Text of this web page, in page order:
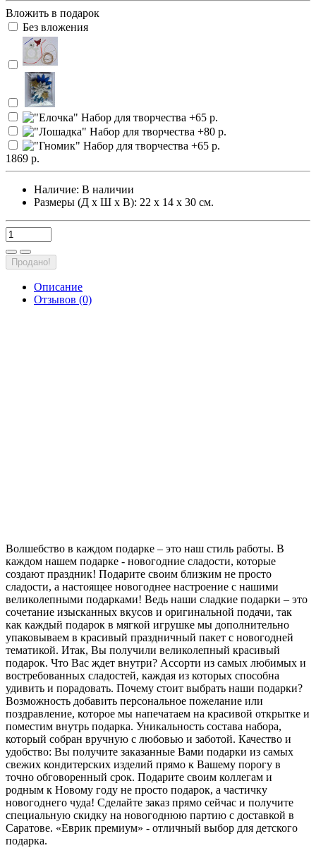
Вложить в подарок
Без вложения
1869 р.
Наличие: В наличии
Размеры (Д х Ш х В): 22 х 14 х 30 см.
Продано!
Описание
Отзывов (0)
Волшебство в каждом подарке – это наш стиль работы. В
каждом нашем подарке - новогодние сладости, которые
создают праздник! Подарите своим близким не просто
сладости, а настоящее новогоднее настроение с нашими
великолепными подарками! Ведь наши сладкие подарки – это
сочетание изысканных вкусов и оригинальной подачи, так
как каждый подарок в мягкой игрушке мы дополнительно
упаковываем в красивый праздничный пакет с новогодней
тематикой. Итак, Вы получили великолепный красивый
подарок. Что Вас ждет внутри? Ассорти из самых любимых и
востребованных сладостей, каждая из которых способна
удивить и порадовать. Почему стоит выбрать наши подарки?
Возможность добавить персональное пожелание или
поздравление, которое мы напечатаем на красивой открытке и
поместим внутрь подарка. Уникальность состава набора,
который собран вручную с любовью и заботой. Качество и
удобство: Вы получите заказанные Вами подарки из самых
свежих кондитерских изделий прямо к Вашему порогу в
точно обговоренный срок. Подарите своим коллегам и
родным к Новому году не просто подарок, а частичку
новогоднего чуда! Сделайте заказ прямо сейчас и получите
специальную скидку на новогоднюю партию с доставкой в
Саратове. «Еврик премиум» - отличный выбор для детского
подарка.